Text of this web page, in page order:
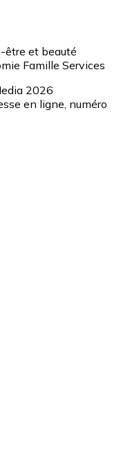
être et beauté
Famille Services
2026
en ligne, numéro